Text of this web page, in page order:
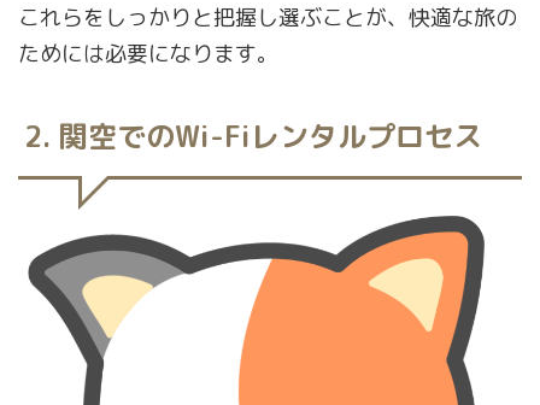
これらをしっかりと把握し選ぶことが、快適な旅の
ためには必要になります。
2. 関空でのWi-Fiレンタルプロセス